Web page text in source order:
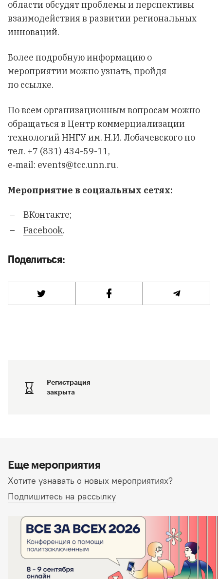
Регистрация
закрыта
области обсудят проблемы и перспективы
взаимодействия в развитии региональных
инноваций.
Более подробную информацию о
мероприятии можно узнать, пройдя
по ссылке.
По всем организационным вопросам можно
обращаться в Центр коммерциализации
технологий ННГУ им. Н.И. Лобачевского по
тел. +7 (831) 434-59-11,
e‑mail: events@tcc.unn.ru.
Мероприятие в социальных сетях:
ВКонтакте;
Facebook.
Поделиться:
Еще мероприятия
Хотите узнавать о новых мероприятиях?
Подпишитесь на рассылку